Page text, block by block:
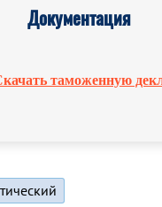
Документация
таможенную